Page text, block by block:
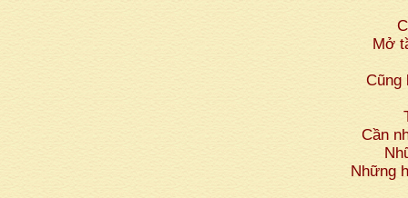
Mở
Cũng
Cần
Những